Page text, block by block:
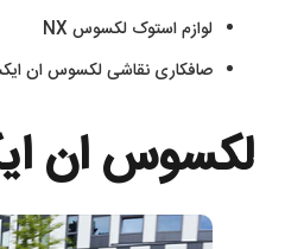
لوازم استوک لکسوس NX
صافکاری نقاشی لکسوس ان
لکسوس ان